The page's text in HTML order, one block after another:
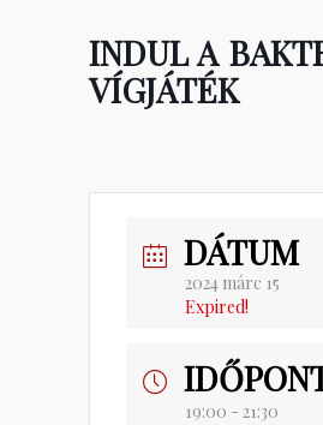
INDUL A
VÍGJÁTÉK
DÁTUM
2024 márc 15
Expired!
19:00 - 21:30